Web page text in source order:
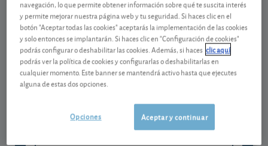
Gestiona tu dinero con visión
experta
y consigue que cada euro trabaje
para ti
navegación, lo que permite obtener información sobre qué te suscita interés
y permite mejorar nuestra página web y tu seguridad. Si haces clic en el
botón "Aceptar todas las cookies" aceptarás la implementación de las cookies
y solo entonces se implantarán. Si haces clic en "Configuración de cookies"
podrás configurar o deshabilitar las cookies. Además, si haces clic aquí
podrás ver la política de cookies y configurarlas o deshabilitarlas en
cualquier momento. Este banner se mantendrá activo hasta que ejecutes
alguna de estas dos opciones.
Aceptar y continuar
Opciones